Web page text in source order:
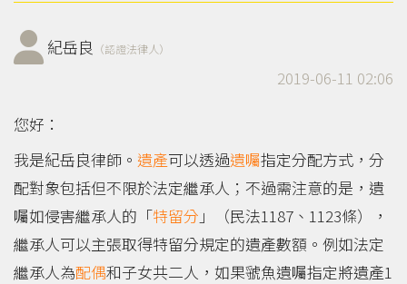
紀岳良 （認證法律人）
2019-06-11 02:06
您好：
我是紀岳良律師。 遺產可以透過遺囑指定分配方式，分
配對象包括但不限於法定繼承人；不過需注意的是，遺
囑如侵害繼承人的「特留分 」（民法1187、1123條），
繼承人可以主張取得特留分規定的遺產數額。例如法定
繼承人為配偶和子女共二人，如果虢魚遺囑指定將遺產1